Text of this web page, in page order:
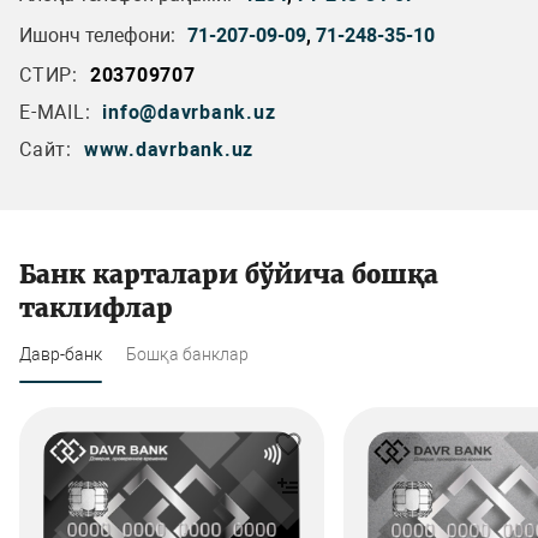
Ишонч телефони: 71-207-09-09, 71-248-35-10
СТИР:
203709707
E-MAIL:
info@davrbank.uz
Сайт:
www.davrbank.uz
Банк карталари бўйича бошқа
таклифлар
Давр-банк Бошқа банклар